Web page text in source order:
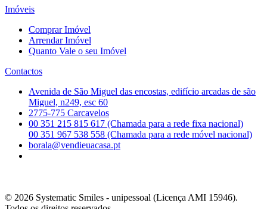
Imóveis
Comprar Imóvel
Arrendar Imóvel
Quanto Vale o seu Imóvel
Contactos
Avenida de São Miguel das encostas, edifício arcadas de são
Miguel, n249, esc 60
2775-775 Carcavelos
00 351 215 815 617 (Chamada para a rede fixa nacional)
00 351 967 538 558 (Chamada para a rede móvel nacional)
borala@vendieuacasa.pt
© 2026 Systematic Smiles - unipessoal (Licença AMI 15946).